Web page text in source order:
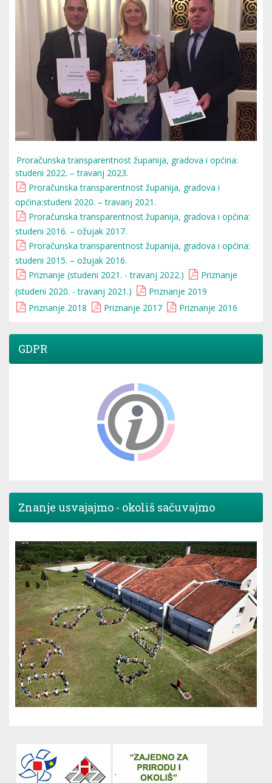
Proračunska transparentnost županija, gradova i općina:
studeni 2022. – travanj 2023.
Proračunska transparentnost županija, gradova i
općina:studeni 2020. – travanj 2021.
Proračunska transparentnost županija, gradova i općina:
studeni 2016. – ožujak 2017.
Proračunska transparentnost županija, gradova i općina:
studeni 2015. – ožujak 2016.
Priznanje (studeni 2021. - travanj 2022.)
Priznanje
(studeni 2020. - travanj 2021.)
Priznanje 2019
Priznanje 2018
Priznanje 2017 Priznanje 2016
GDPR
Znanje usvajajmo - okoliš sačuvajmo